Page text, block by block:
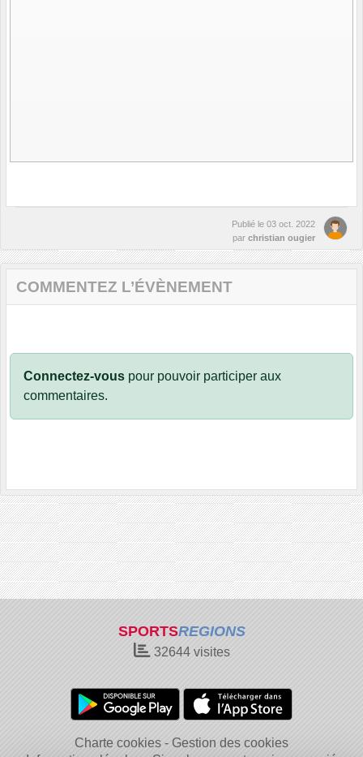
Publié le 03 oct. 2022
par christian ougier
COMMENTEZ L’ÉVÈNEMENT
Connectez-vous pour pouvoir participer aux
commentaires.
SPORTSREGIONS
32644visites
Charte cookies
Gestion des cookies